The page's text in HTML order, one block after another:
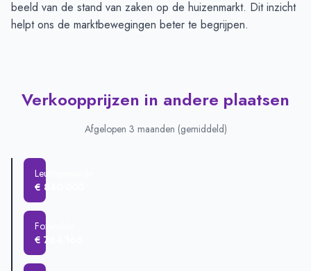
beeld van de stand van zaken op de huizenmarkt. Dit inzicht
helpt ons de marktbewegingen beter te begrijpen.
Verkoopprijzen in andere plaatsen
Afgelopen 3 maanden (gemiddeld)
Leutingewolde
€ 840.000
Foxwolde
€ 764.166